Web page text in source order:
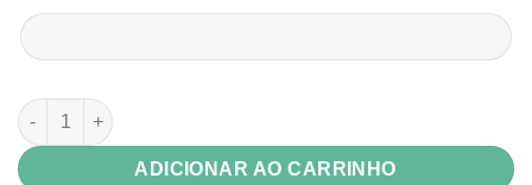
Papel Fotográfico Glossy 230g A3 c/ 20 Fls quantidade
ADICIONAR AO CARRINHO